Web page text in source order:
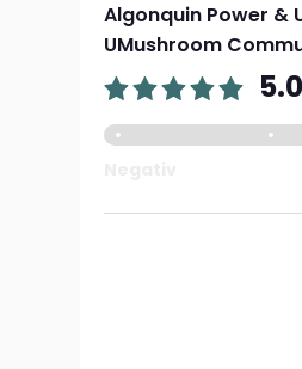
Algonquin Power &
UMushroom